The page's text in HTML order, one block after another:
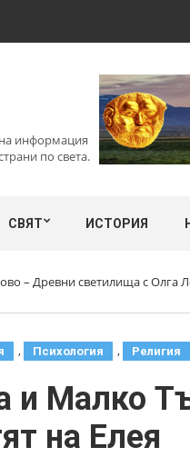
информация
по света.
СВЯТ ИСТОРИЯ
– Древни светилища с Олга
, Психология , Религия
и Малко
на Елея